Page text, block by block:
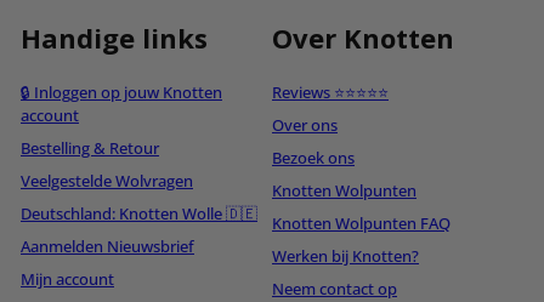
Handige links
🔒 Inloggen op jouw Knotten
account
Bestelling & Retour
Veelgestelde Wolvragen
Deutschland: Knotten Wolle 🇩🇪
Aanmelden Nieuwsbrief
Mijn account
Over Knotten
Reviews ⭐⭐⭐⭐⭐
Over ons
Bezoek ons
Knotten Wolpunten
Knotten Wolpunten FAQ
Werken bij Knotten?
Neem contact op